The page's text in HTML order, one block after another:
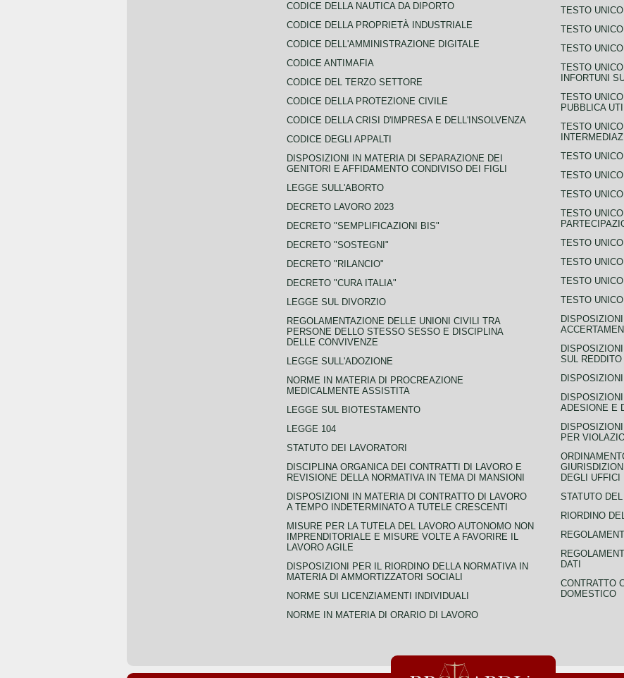
CODICE DELLA NAUTICA DA DIPORTO
CODICE DELLA PROPRIETÀ INDUSTRIALE
CODICE DELL'AMMINISTRAZIONE DIGITALE
CODICE ANTIMAFIA
CODICE DEL TERZO SETTORE
CODICE DELLA PROTEZIONE CIVILE
CODICE DELLA CRISI D'IMPRESA E DELL'INSOLVENZA
CODICE DEGLI APPALTI
DISPOSIZIONI IN MATERIA DI SEPARAZIONE DEI
GENITORI E AFFIDAMENTO CONDIVISO DEI FIGLI
LEGGE SULL'ABORTO
DECRETO LAVORO 2023
DECRETO "SEMPLIFICAZIONI BIS"
DECRETO "SOSTEGNI"
DECRETO "RILANCIO"
DECRETO "CURA ITALIA"
LEGGE SUL DIVORZIO
REGOLAMENTAZIONE DELLE UNIONI CIVILI TRA
PERSONE DELLO STESSO SESSO E DISCIPLINA
DELLE CONVIVENZE
LEGGE SULL'ADOZIONE
NORME IN MATERIA DI PROCREAZIONE
MEDICALMENTE ASSISTITA
LEGGE SUL BIOTESTAMENTO
LEGGE 104
STATUTO DEI LAVORATORI
DISCIPLINA ORGANICA DEI CONTRATTI DI LAVORO E
REVISIONE DELLA NORMATIVA IN TEMA DI MANSIONI
DISPOSIZIONI IN MATERIA DI CONTRATTO DI LAVORO
A TEMPO INDETERMINATO A TUTELE CRESCENTI
MISURE PER LA TUTELA DEL LAVORO AUTONOMO NON
IMPRENDITORIALE E MISURE VOLTE A FAVORIRE IL
LAVORO AGILE
DISPOSIZIONI PER IL RIORDINO DELLA NORMATIVA IN
MATERIA DI AMMORTIZZATORI SOCIALI
NORME SUI LICENZIAMENTI INDIVIDUALI
NORME IN MATERIA DI ORARIO DI LAVORO
TESTO
TESTO
TESTO
TESTO
INFORTUNI
TESTO
PUBBLICA
TESTO
TESTO
TESTO
TESTO
TESTO
TESTO
TESTO
TESTO
TESTO
SUL REDDITO
ADESIONE E
PER
DEGLI UFFICI
STATUTO
RIORDINO
DATI
CONTRATTO
DOMESTICO